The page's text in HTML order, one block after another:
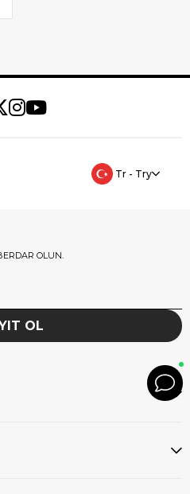
Tr - Try
OLUN.
OL